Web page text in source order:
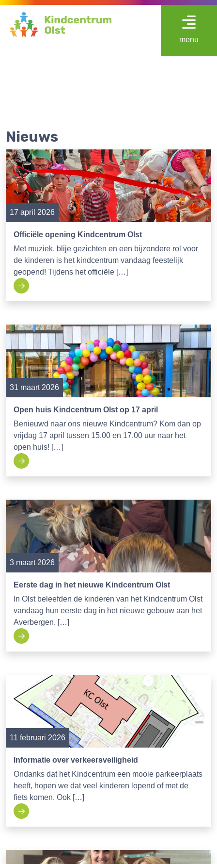
menu
Nieuws
17 april 2026
Officiële opening Kindcentrum Olst
Met muziek, blije gezichten en een bijzondere rol voor
de kinderen is het kindcentrum vandaag feestelijk
geopend! Tijdens het officiële […]
31 maart 2026
Open huis Kindcentrum Olst op 17 april
Benieuwd naar ons nieuwe Kindcentrum? Kom dan op
vrijdag 17 april tussen 15.00 en 17.00 uur naar het
open huis! […]
3 maart 2026
Eerste dag in het nieuwe Kindcentrum Olst
In Olst beleefden de kinderen van het Kindcentrum Olst
vandaag hun eerste dag in het nieuwe gebouw aan het
Averbergen. […]
11 februari 2026
Informatie over verkeersveiligheid
Ondanks dat het Kindcentrum een mooie parkeerplaats
heeft, hopen we dat veel kinderen lopend of met de
fiets komen. Ook […]